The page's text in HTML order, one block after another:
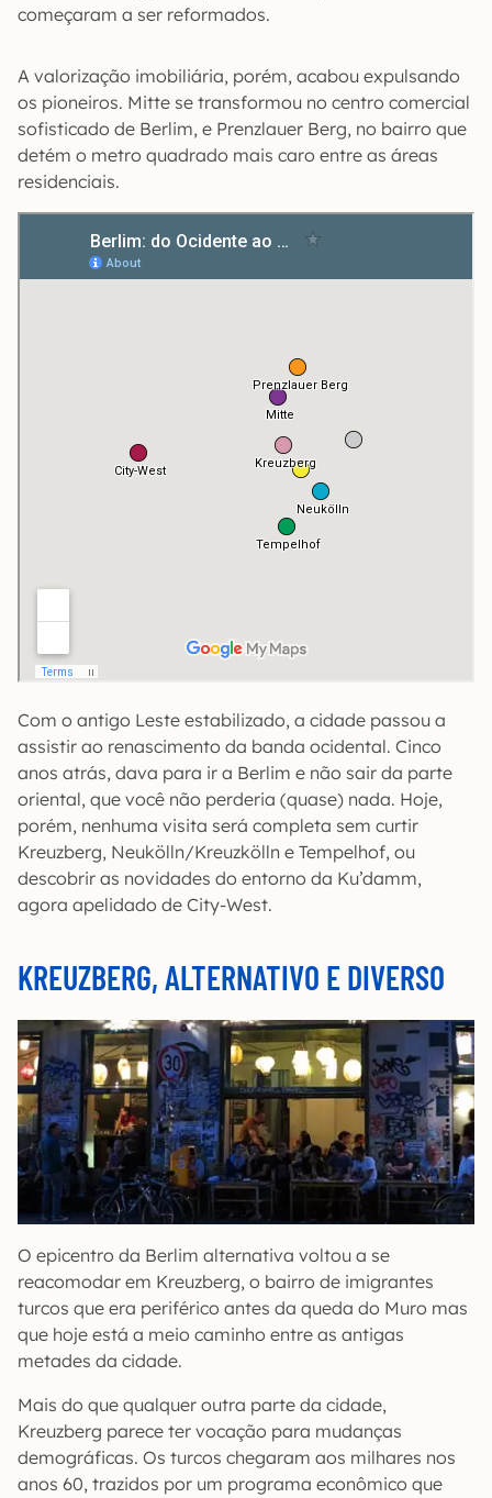
começaram a ser reformados.
A valorização imobiliária, porém, acabou expulsando
os pioneiros. Mitte se transformou no centro comercial
sofisticado de Berlim, e Prenzlauer Berg, no bairro que
detém o metro quadrado mais caro entre as áreas
residenciais.
Com o antigo Leste estabilizado, a cidade passou a
assistir ao renascimento da banda ocidental. Cinco
anos atrás, dava para ir a Berlim e não sair da parte
oriental, que você não perderia (quase) nada. Hoje,
porém, nenhuma visita será completa sem curtir
Kreuzberg, Neukölln/Kreuzkölln e Tempelhof, ou
descobrir as novidades do entorno da Ku’damm,
agora apelidado de City-West.
KREUZBERG, ALTERNATIVO E DIVERSO
O epicentro da Berlim alternativa voltou a se
reacomodar em Kreuzberg, o bairro de imigrantes
turcos que era periférico antes da queda do Muro mas
que hoje está a meio caminho entre as antigas
metades da cidade.
Mais do que qualquer outra parte da cidade,
Kreuzberg parece ter vocação para mudanças
demográficas. Os turcos chegaram aos milhares nos
anos 60, trazidos por um programa econômico que